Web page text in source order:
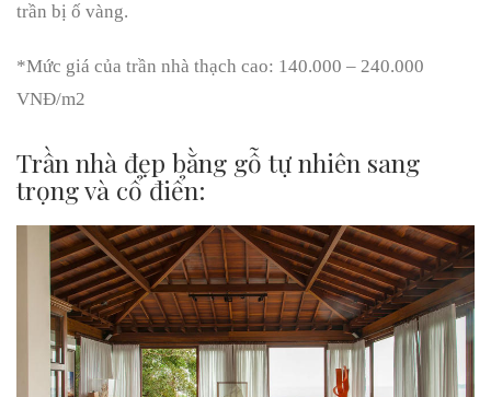
trần bị ố vàng.
*Mức giá của trần nhà thạch cao: 140.000 – 240.000
VNĐ/m2
Trần nhà đẹp bằng gỗ tự nhiên sang
trọng và cổ điển: